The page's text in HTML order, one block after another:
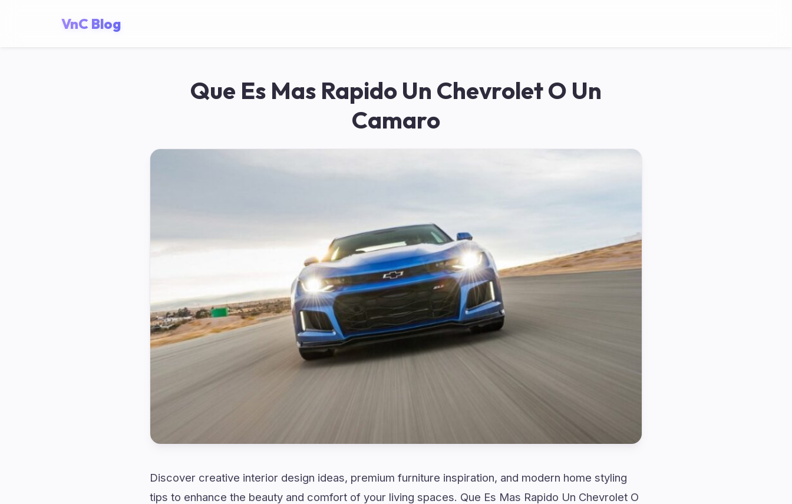
VnC Blog
Que Es Mas Rapido Un Chevrolet O Un
Camaro
Discover creative interior design ideas, premium furniture inspiration, and modern home styling
tips to enhance the beauty and comfort of your living spaces. Que Es Mas Rapido Un Chevrolet O